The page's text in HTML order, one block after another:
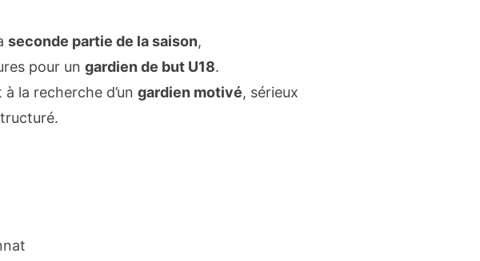
seconde partie de la saison,
pour un gardien de but U18.
à la recherche d’un gardien motivé, sérieux